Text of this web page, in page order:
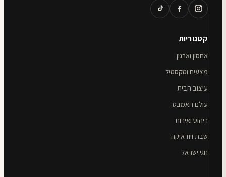
קטגוריות
אחסון וארגון
מצעים וטקסטיל
עיצוב הבית
עולם האמבט
ריהוט ואירוח
שבת ויודאיקה
חגי ישראל